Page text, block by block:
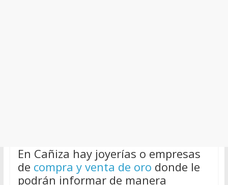
En Cañiza hay joyerías o empresas
de compra y venta de oro donde le
podrán informar de manera